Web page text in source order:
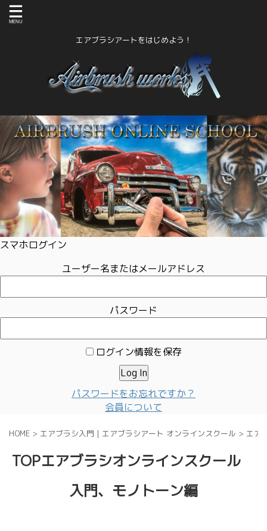
エアブラシアートをはじめよう！
スマホログイン
ユーザー名またはメールアドレス
パスワード
ログイン情報を保存
パスワードをお忘れですか？
会員について
HOME > エアブラシ入門｜エアブラシアート オンラインスクール > エア
TOPエアブラシオンラインスクール
入門、モノトーン編